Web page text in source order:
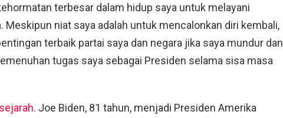
terbesar dalam hidup saya untuk melayani
Meskipun niat saya adalah untuk mencalonkan diri kembali,
terbaik partai saya dan negara jika saya mundur dan
tugas saya sebagai Presiden selama sisa masa
. Joe Biden, 81 tahun, menjadi Presiden Amerika